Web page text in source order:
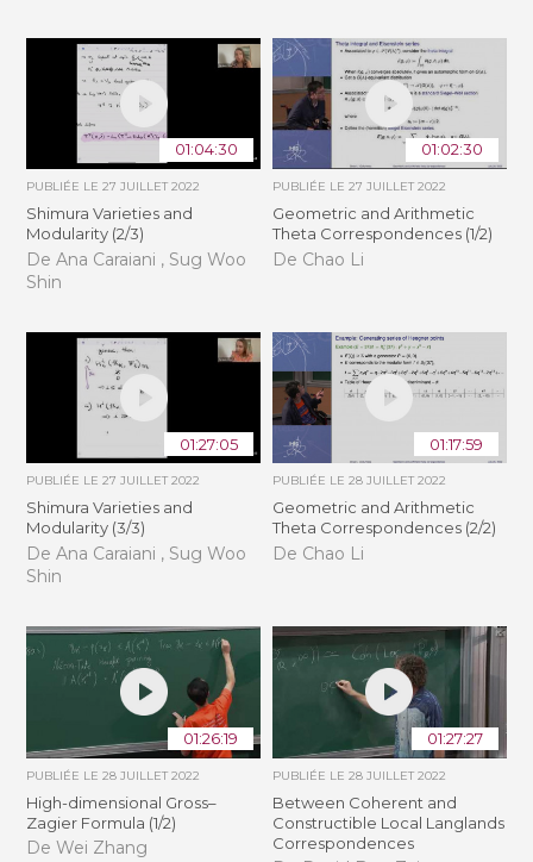
01:04:30
PUBLIÉE LE27 JUILLET 2022
Shimura Varieties and
Modularity (2/3)
De Ana Caraiani , Sug Woo
Shin
01:02:30
PUBLIÉE LE 27 JUILLET 2022
Geometric and Arithmetic
Theta Correspondences (1/2)
De Chao Li
01:27:05
PUBLIÉE LE27 JUILLET 2022
Shimura Varieties and
Modularity (3/3)
De Ana Caraiani , Sug Woo
Shin
01:17:59
PUBLIÉE LE 28 JUILLET 2022
Geometric and Arithmetic
Theta Correspondences (2/2)
De Chao Li
01:26:19
PUBLIÉE LE28 JUILLET 2022
High-dimensional Gross–
Zagier Formula (1/2)
De Wei Zhang
01:27:27
PUBLIÉE LE 28 JUILLET 2022
Between Coherent and
Constructible Local Langlands
Correspondences